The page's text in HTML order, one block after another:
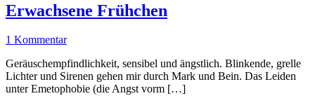
Erwachsene Frühchen
1 Kommentar
Geräuschempfindlichkeit, sensibel und ängstlich. Blinkende, grelle
Lichter und Sirenen gehen mir durch Mark und Bein. Das Leiden
unter Emetophobie (die Angst vorm […]